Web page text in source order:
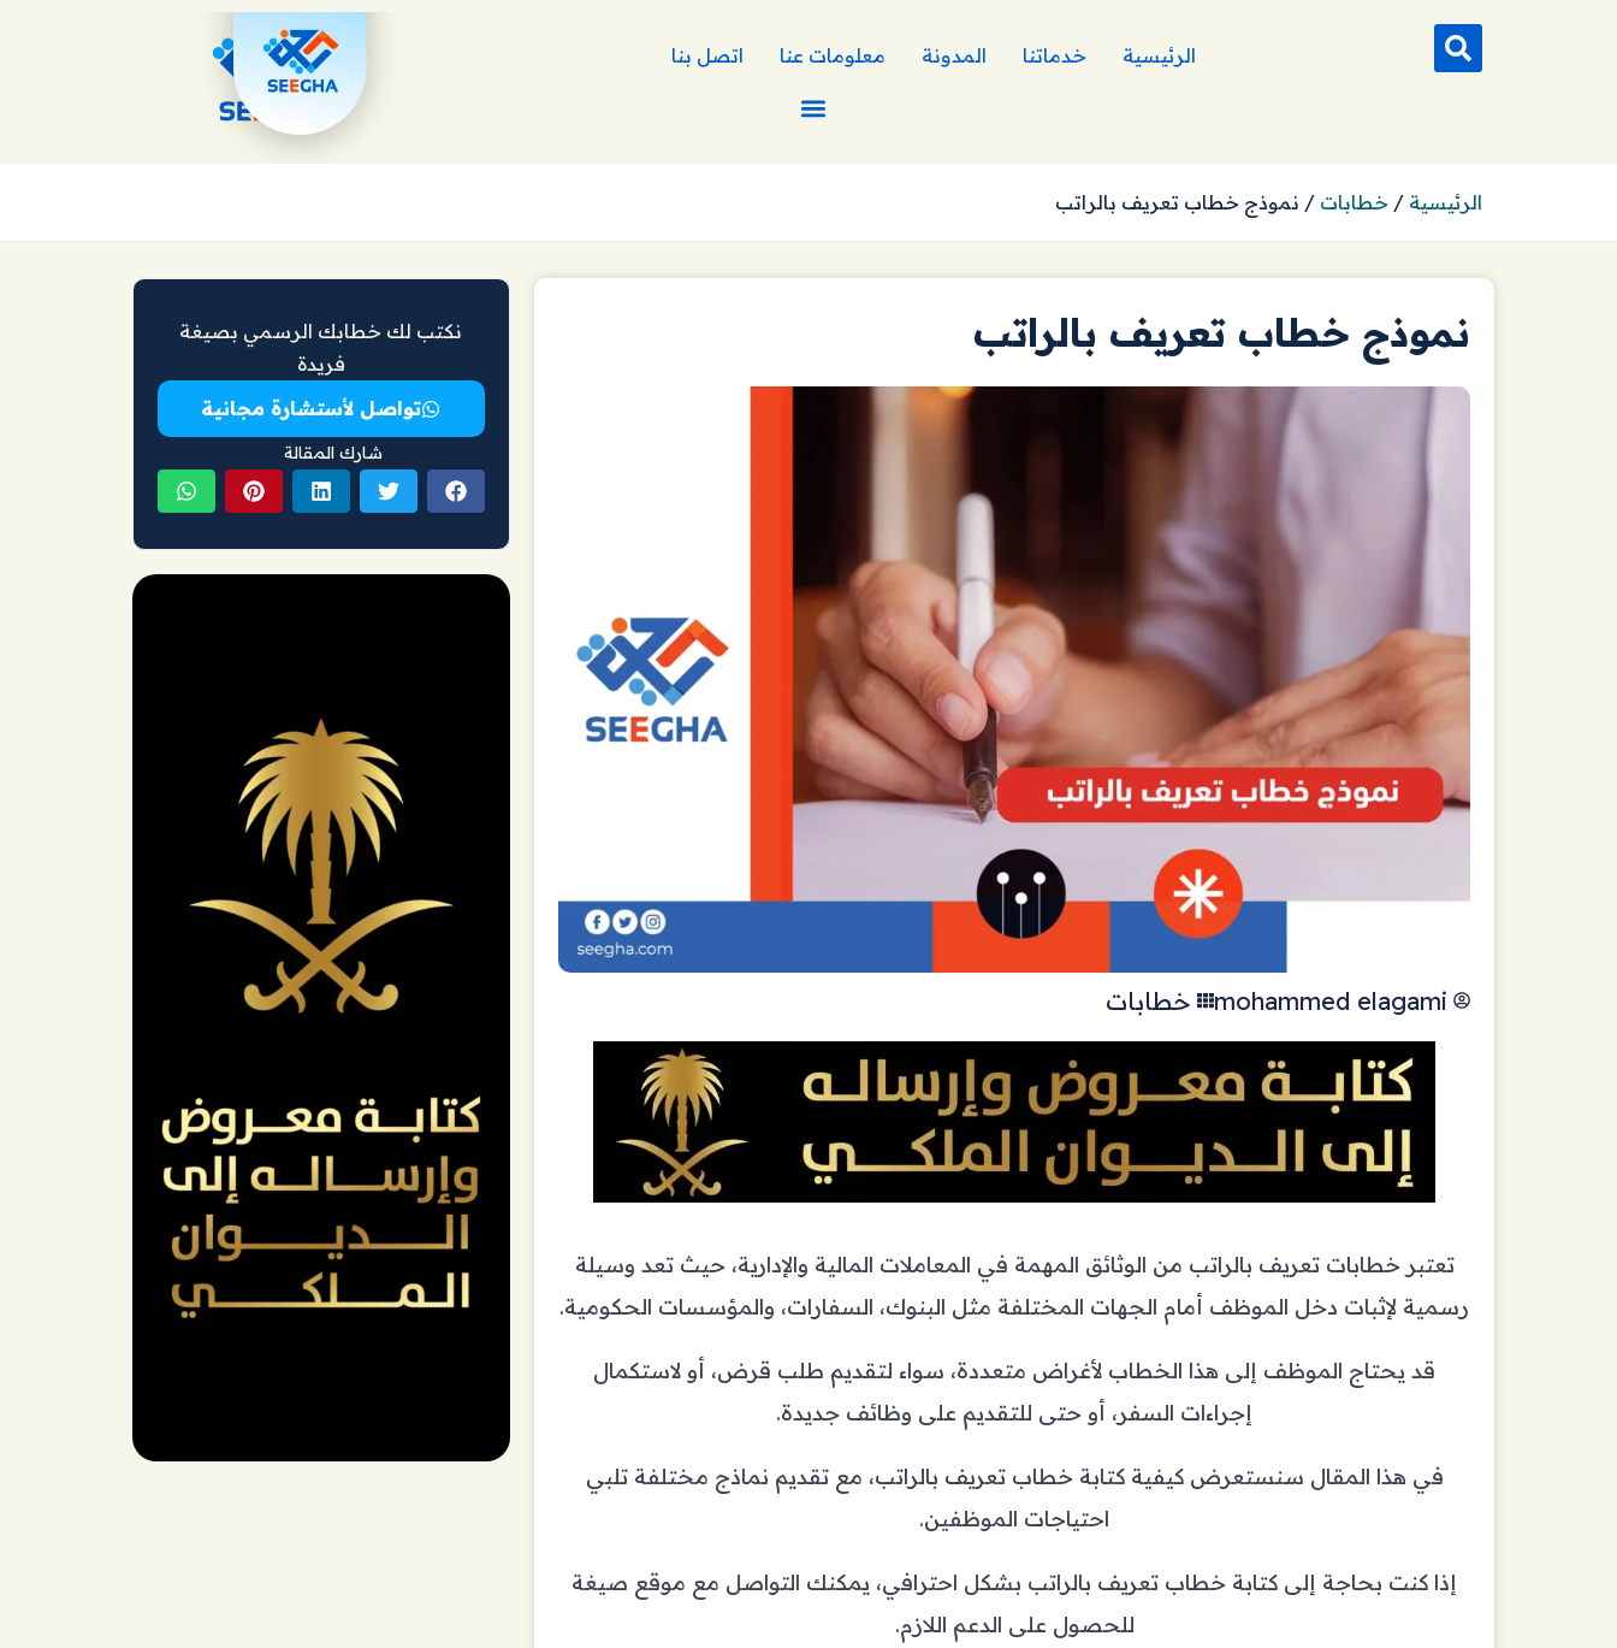
الرئيسية خدماتنا المدونة معلومات عنا اتصل بنا
الرئيسية / خطابات / نموذج خطاب تعريف بالراتب
نموذج خطاب تعريف بالراتب
mohammed elagami خطابات
تعتبر خطابات تعريف بالراتب من الوثائق المهمة في المعاملات المالية والإدارية، حيث تعد وسيلة
رسمية لإثبات دخل الموظف أمام الجهات المختلفة مثل البنوك، السفارات، والمؤسسات الحكومية.
قد يحتاج الموظف إلى هذا الخطاب لأغراض متعددة، سواء لتقديم طلب قرض، أو لاستكمال
إجراءات السفر، أو حتى للتقديم على وظائف جديدة.
في هذا المقال سنستعرض كيفية كتابة خطاب تعريف بالراتب، مع تقديم نماذج مختلفة تلبي
احتياجات الموظفين.
إذا كنت بحاجة إلى كتابة خطاب تعريف بالراتب بشكل احترافي، يمكنك التواصل مع موقع صيغة
للحصول على الدعم اللازم.
نكتب لك خطابك الرسمي بصيغة
فريدة
تواصل لأستشارة مجانية
شارك المقالة